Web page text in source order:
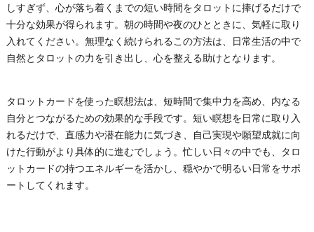
しすぎず、心が落ち着くまでの短い時間をタロットに捧げるだけで
十分な効果が得られます。朝の時間や夜のひとときに、気軽に取り
入れてください。無理なく続けられるこの方法は、日常生活の中で
自然とタロットの力を引き出し、心を整える助けとなります。
タロットカードを使った瞑想法は、短時間で集中力を高め、内なる
自分とつながるための効果的な手段です。短い瞑想を日常に取り入
れるだけで、直感力や潜在能力に気づき、自己実現や願望成就に向
けた行動がより具体的に進むでしょう。忙しい日々の中でも、タロ
ットカードの持つエネルギーを活かし、穏やかで明るい日常をサポ
ートしてくれます。